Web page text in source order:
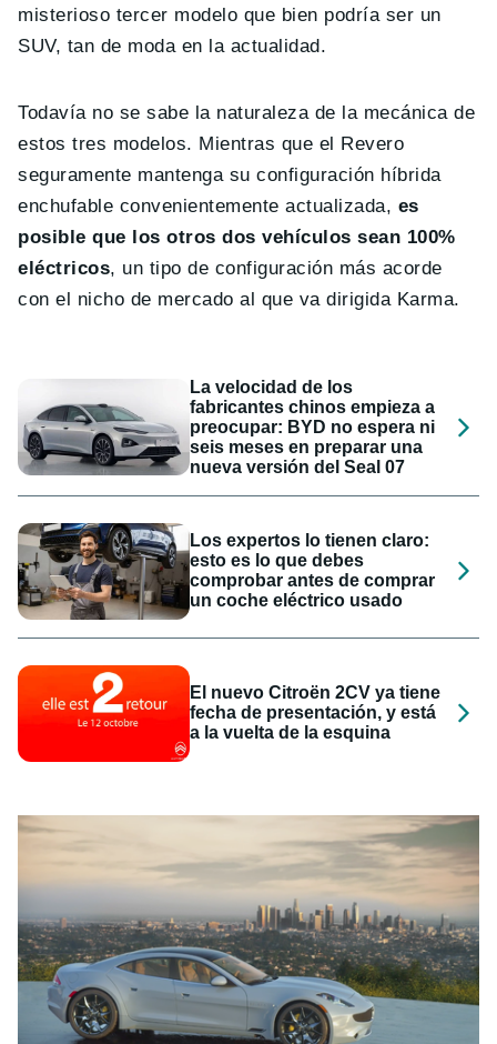
misterioso tercer modelo que bien podría ser un
SUV, tan de moda en la actualidad.
Todavía no se sabe la naturaleza de la mecánica de
estos tres modelos. Mientras que el Revero
seguramente mantenga su configuración híbrida
enchufable convenientemente actualizada, es
posible que los otros dos vehículos sean 100%
eléctricos, un tipo de configuración más acorde
con el nicho de mercado al que va dirigida Karma.
La velocidad de los
fabricantes chinos empieza a
preocupar: BYD no espera ni
seis meses en preparar una
nueva versión del Seal 07
Los expertos lo tienen claro:
esto es lo que debes
comprobar antes de comprar
un coche eléctrico usado
El nuevo Citroën 2CV ya tiene
fecha de presentación, y está
a la vuelta de la esquina